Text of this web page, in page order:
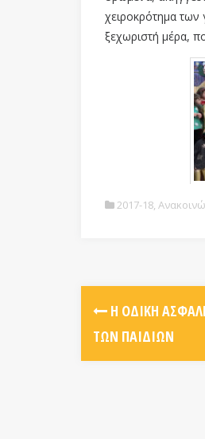
χειροκρότημα
ξεχωριστή μέρα,
2017-18,
Η ΟΔΙΚΉ
ΤΩΝ ΠΑΙΔΙΏΝ